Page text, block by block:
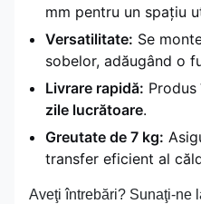
mm pentru un spațiu
Versatilitate: Se
sobelor, adăugând o
Livrare rapidă: Produs
zile lucrătoare.
Greutate de 7 kg:
transfer eficient al
Aveţi întrebări? Sunaţi-ne